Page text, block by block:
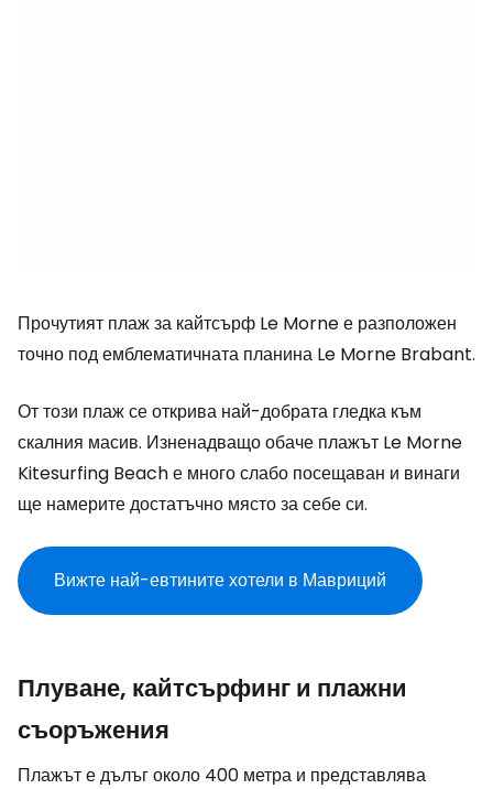
Прочутият плаж за кайтсърф Le Morne е разположен
точно под емблематичната планина Le Morne Brabant.
От този плаж се открива най-добрата гледка към
скалния масив. Изненадващо обаче плажът Le Morne
Kitesurfing Beach е много слабо посещаван и винаги
ще намерите достатъчно място за себе си.
Вижте най-евтините хотели в Мавриций
Плуване, кайтсърфинг и плажни
съоръжения
Плажът е дълъг около 400 метра и представлява